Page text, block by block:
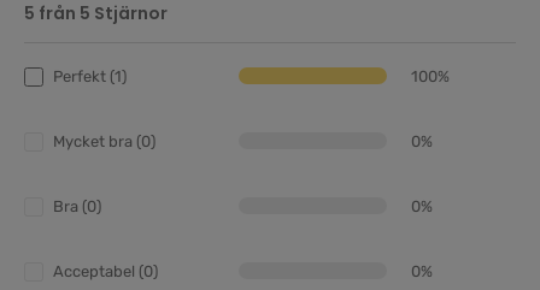
Genomsnittligt betyg på 5 av 5 stjärnor
5 från 5 Stjärnor
Perfekt (1) 100%
Mycket bra (0) 0%
Bra (0) 0%
Acceptabel (0) 0%